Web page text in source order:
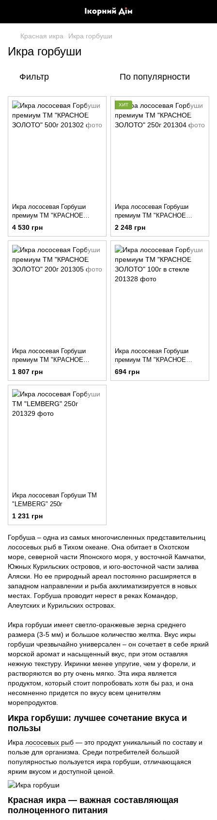
Красная икра Икра горбуши
Икра горбуши
Фильтр По популярности
Икра лососевая Горбуши
премиум ТМ "КРАСНОЕ
ЗОЛОТО" 500г
4 530 грн
ХИТ
Икра лососевая Горбуши
премиум ТМ "КРАСНОЕ
ЗОЛОТО" 250г
2 248 грн
Икра лососевая Горбуши
премиум ТМ "КРАСНОЕ
ЗОЛОТО" 200г
1 807 грн
Икра лососевая Горбуши
премиум ТМ "КРАСНОЕ
ЗОЛОТО" 100г в стекле
694 грн
Икра лососевая Горбуши ТМ
"LEMBERG" 250г
1 231 грн
Горбуша – одна из самых многочисленных представительниц
лососевых рыб в Тихом океане. Она обитает в Охотском
море, северной части Японского моря, у восточной Камчатки,
Южных Курильских островов, и юго-восточной части залива
Аляски. Но ее природный ареал постоянно расширяется в
западном направлении и рыба акклиматизируется в новых
местах. Горбуша проводит нерест в реках Командор,
Алеутских и Курильских островах.
Икра горбуши имеет светло-оранжевые зерна среднего
размера (3-5 мм) и большое количество желтка. Вкус икры
горбуши чрезвычайно универсален – он сочетает в себе яркий
морской аромат и насыщенный вкус, при этом оставляя
нежную текстуру. Икринки менее упругие, чем у форели, и
растворяются во рту очень мягко. Эта икра является
продуктом, который стоит попробовать хотя бы раз, и она
несомненно придется по вкусу всем ценителям
морепродуктов.
Икра горбуши: лучшее сочетание вкуса и
пользы
Икра лососевых рыб — это продукт уникальный по составу и
пользе для организма. Среди потребителей большой
популярностью пользуется икра горбуши, отличающаяся
ярким вкусом и доступной ценой.
Красная икра — важная составляющая
полноценного питания